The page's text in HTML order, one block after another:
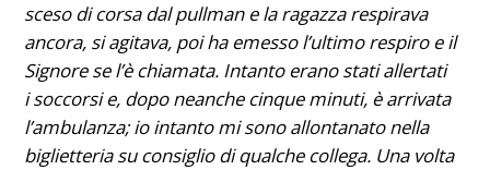
sceso di corsa dal pullman e la ragazza respirava
ancora, si agitava, poi ha emesso l’ultimo respiro e il
Signore se l’è chiamata. Intanto erano stati allertati
i soccorsi e, dopo neanche cinque minuti, è arrivata
l’ambulanza; io intanto mi sono allontanato nella
biglietteria su consiglio di qualche collega. Una volta